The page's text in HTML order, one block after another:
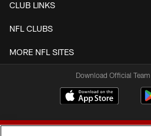
CLUB LINKS
NFL CLUBS
MORE NFL SITES
Download Official